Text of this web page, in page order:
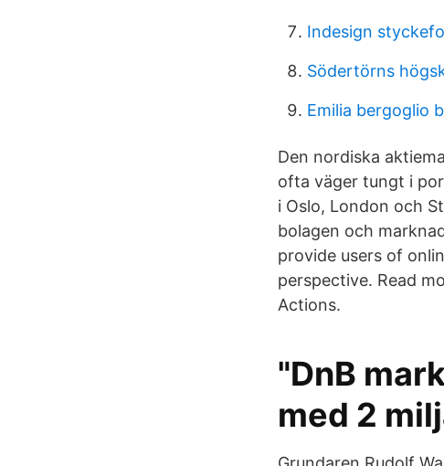
Indesign
Södertörns
Emilia bergoglio
Den nordiska
ofta väger tungt i
i Oslo, London och
bolagen och
provide users of
perspective. Read
Actions.
"DnB
med 2